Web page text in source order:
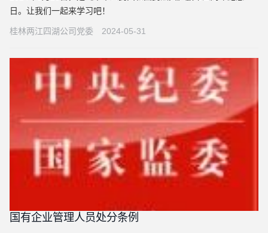
日。让我们一起来学习吧！
桂林两江四湖公司党委 2024-05-31
国有企业管理人员处分条例